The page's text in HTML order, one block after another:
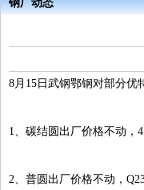
钢厂动态
8月15日武钢鄂钢对部分优
1、碳结圆出厂价格不动，
2、普圆出厂价格不动，